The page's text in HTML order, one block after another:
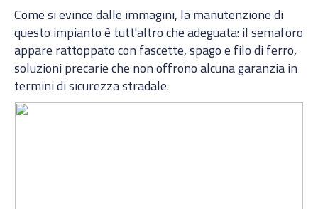
Come si evince dalle immagini, la manutenzione di
questo impianto è tutt'altro che adeguata: il semaforo
appare rattoppato con fascette, spago e filo di ferro,
soluzioni precarie che non offrono alcuna garanzia in
termini di sicurezza stradale.